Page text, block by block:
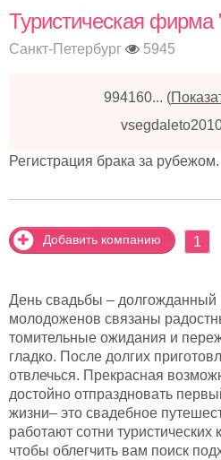
Туристическая фирма
Санкт-Петербург 5945
994160... (
Регистрация брака за рубежом.
Добавить компанию 1
День свадьбы – долгожданный
молодоженов связаны
томительные ожидания и
гладко. После долгих
отвлечься. Прекрасная
достойно отпраздновать
жизни– это свадебное
работают сотни туристических
чтобы облегчить вам поиск